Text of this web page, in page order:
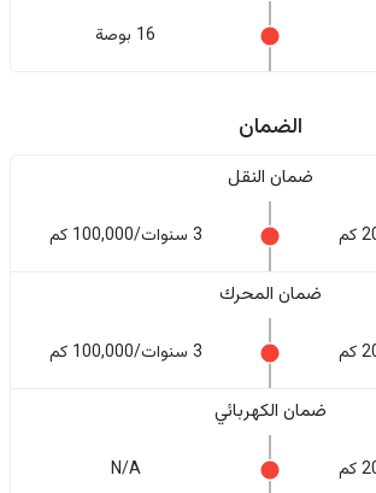
16 بوصة
الضمان
ضمان النقل
3 سنوات/100,000 كم
ضمان المحرك
3 سنوات/100,000 كم
ضمان الكهربائي
N/A